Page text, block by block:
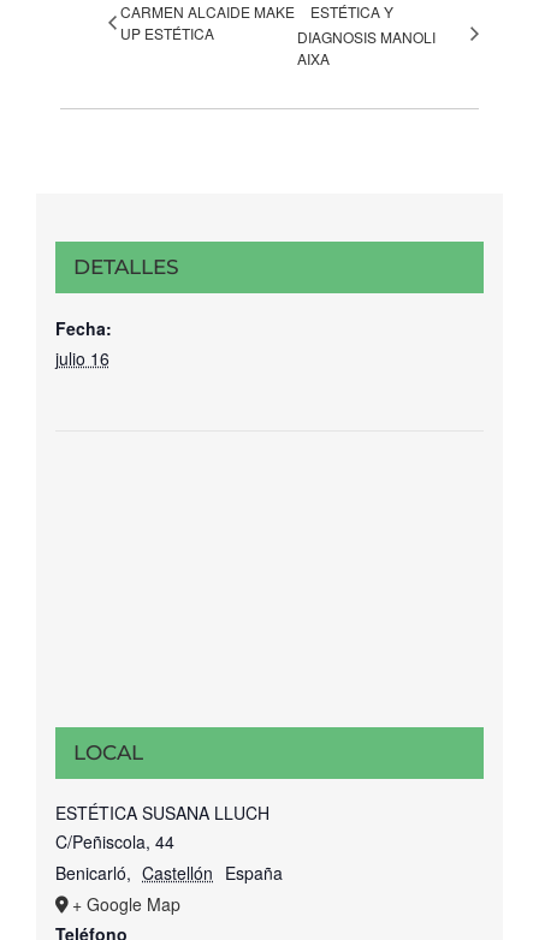
CARMEN ALCAIDE MAKE
UP ESTÉTICA
ESTÉTICA Y
DIAGNOSIS MANOLI
AIXA
DETALLES
Fecha:
julio 16
LOCAL
ESTÉTICA SUSANA LLUCH
C/Peñiscola, 44
Benicarló, Castellón España
+ Google Map
Teléfono